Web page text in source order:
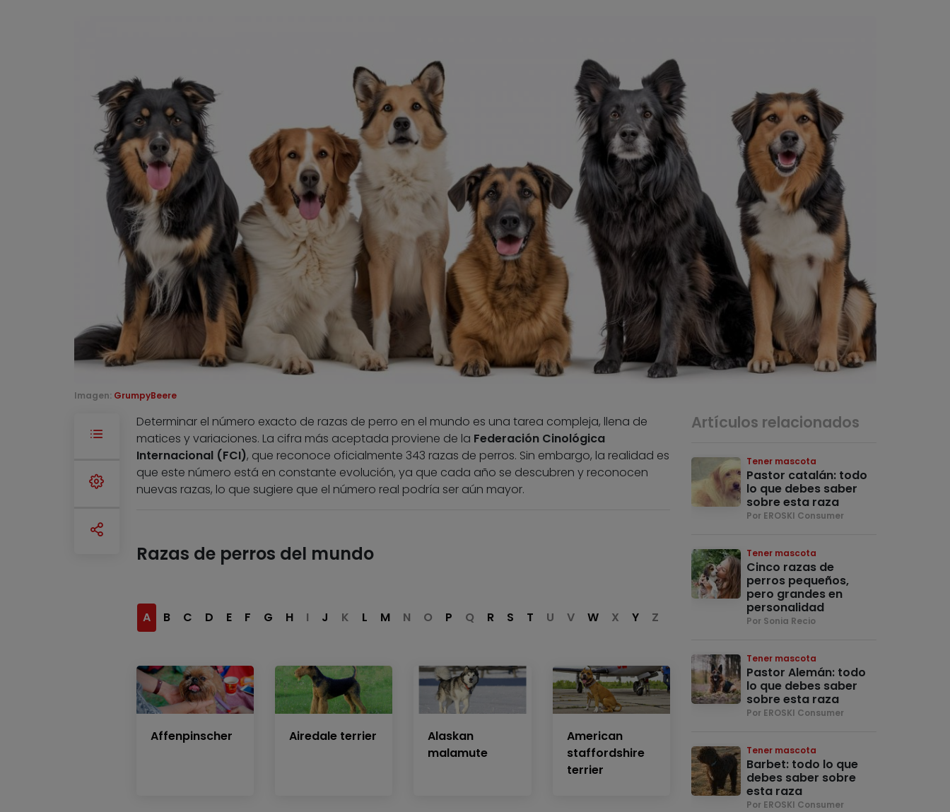
Imagen: GrumpyBeere
Determinar el número exacto de razas de perro en el mundo es una tarea compleja, llena de
matices y variaciones. La cifra más aceptada proviene de la Federación Cinológica
Internacional (FCI), que reconoce oficialmente 343 razas de perros. Sin embargo, la realidad es
que este número está en constante evolución, ya que cada año se descubren y reconocen
nuevas razas, lo que sugiere que el número real podría ser aún mayor.
Razas de perros del mundo
A B C D E F G H I J K L M N O P Q R S T U V W X Y Z
Affenpinscher Airedale terrier
Alaskan
malamute
American
staffordshire
terrier
Artículos relacionados
Tener mascota
Pastor catalán: todo
lo que debes saber
sobre esta raza
Por EROSKI Consumer
Tener mascota
Cinco razas de
perros pequeños,
pero grandes en
personalidad
Por Sonia Recio
Tener mascota
Pastor Alemán: todo
lo que debes saber
sobre esta raza
Por EROSKI Consumer
Tener mascota
Barbet: todo lo que
debes saber sobre
esta raza
Por EROSKI Consumer